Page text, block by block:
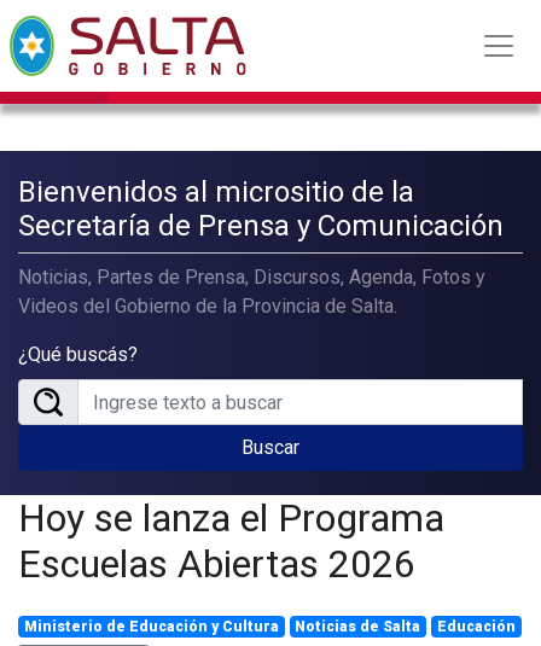
Bienvenidos al micrositio de la
Secretaría de Prensa y Comunicación
Noticias, Partes de Prensa, Discursos, Agenda, Fotos y
Videos del Gobierno de la Provincia de Salta.
¿Qué buscás?
Buscar
Hoy se lanza el Programa
Escuelas Abiertas 2026
Ministerio de Educación y Cultura Noticias de Salta
Educación